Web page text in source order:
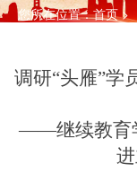
您所在位置：首页 >
调研“头雁”学
——继续教育